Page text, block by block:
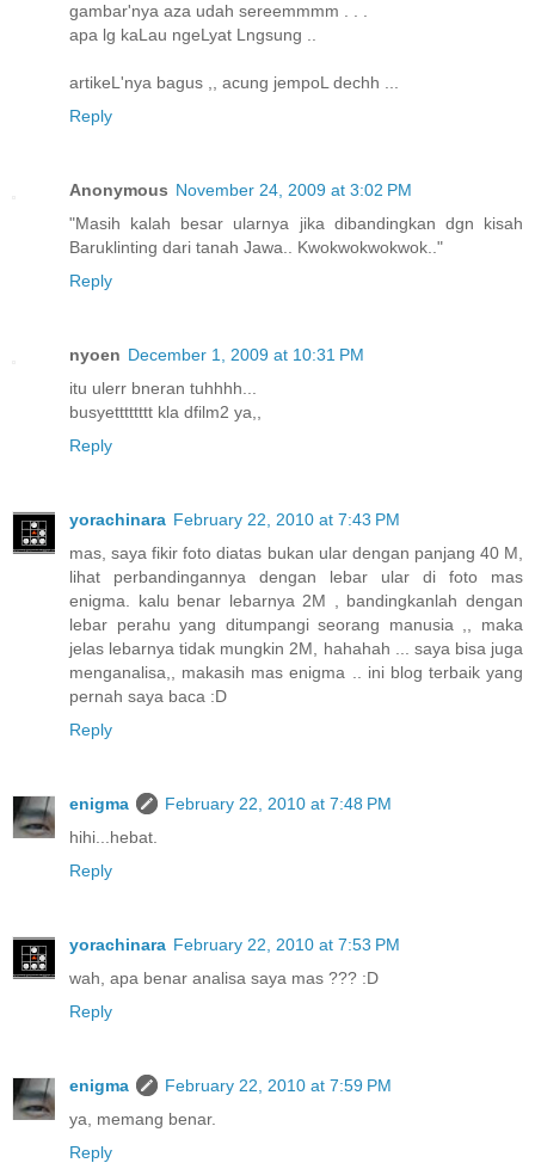
gambar'nya aza udah sereemmmm . . .
apa lg kaLau ngeLyat Lngsung ..
artikeL'nya bagus ,, acung jempoL dechh ...
Reply
Anonymous November 24, 2009 at 3:02 PM
"Masih kalah besar ularnya jika dibandingkan dgn kisah
Baruklinting dari tanah Jawa.. Kwokwokwokwok.."
Reply
nyoen December 1, 2009 at 10:31 PM
itu ulerr bneran tuhhhh...
busyetttttttt kla dfilm2 ya,,
Reply
yorachinara February 22, 2010 at 7:43 PM
mas, saya fikir foto diatas bukan ular dengan panjang 40 M,
lihat perbandingannya dengan lebar ular di foto mas
enigma. kalu benar lebarnya 2M , bandingkanlah dengan
lebar perahu yang ditumpangi seorang manusia ,, maka
jelas lebarnya tidak mungkin 2M, hahahah ... saya bisa juga
menganalisa,, makasih mas enigma .. ini blog terbaik yang
pernah saya baca :D
Reply
enigma
February 22, 2010 at 7:48 PM
hihi...hebat.
Reply
yorachinara February 22, 2010 at 7:53 PM
wah, apa benar analisa saya mas ??? :D
Reply
enigma
February 22, 2010 at 7:59 PM
ya, memang benar.
Reply